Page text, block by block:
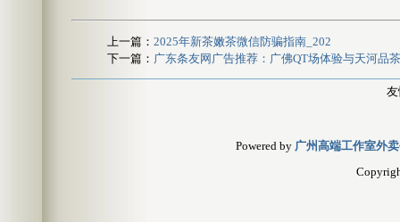
上一篇： 2025年新茶嫩茶微信防骗指南_202
下一篇： 广东条友网广告推荐：广佛QT场体验与天河品
Powered by 广州高端工作室外